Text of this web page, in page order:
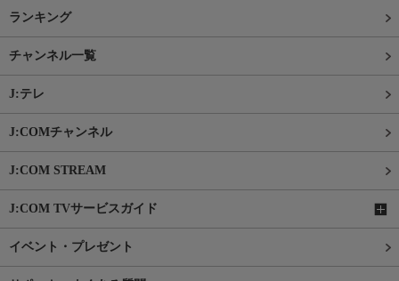
ランキング
チャンネル一覧
J:テレ
J:COMチャンネル
J:COM STREAM
J:COM TVサービスガイド
イベント・プレゼント